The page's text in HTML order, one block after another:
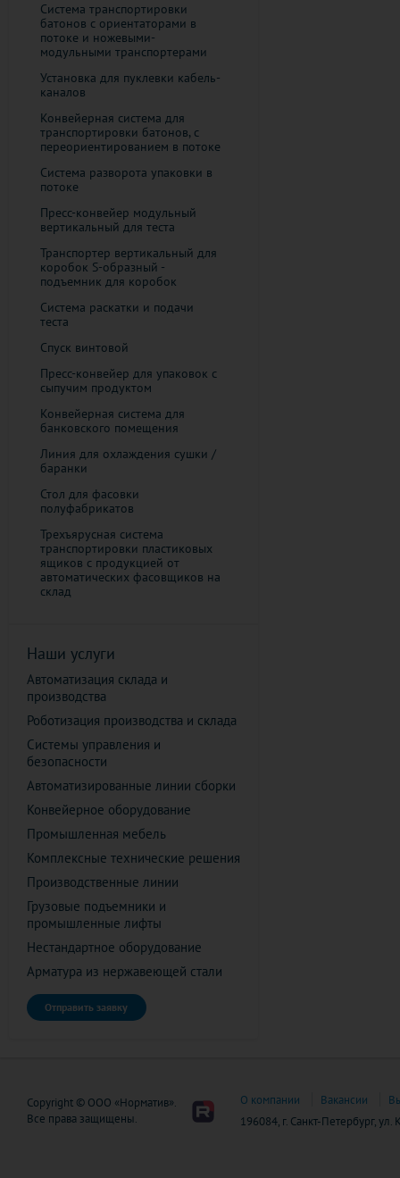
Система транспортировки
батонов с ориентаторами в
потоке и ножевыми-
модульными транспортерами
Установка для пуклевки кабель-
каналов
Конвейерная система для
транспортировки батонов, с
переориентированием в потоке
Система разворота упаковки в
потоке
Пресс-конвейер модульный
вертикальный для теста
Транспортер вертикальный для
коробок S-образный -
подъемник для коробок
Система раскатки и подачи
теста
Спуск винтовой
Пресс-конвейер для упаковок с
сыпучим продуктом
Конвейерная система для
банковского помещения
​Линия для охлаждения сушки /
баранки
Стол для фасовки
полуфабрикатов
Трехъярусная система
транспортировки пластиковых
ящиков с продукцией от
автоматических фасовщиков на
склад
Наши услуги
Автоматизация склада и
производства
Роботизация производства и склада
Системы управления и
безопасности
Автоматизированные линии сборки
Конвейерное оборудование
Промышленная мебель
Комплексные технические решения
Производственные линии
Грузовые подъемники и
промышленные лифты
Нестандартное оборудование
Арматура из нержавеющей стали
Отправить заявку
Copyright © ООО «Норматив».
Все права защищены.
О компании Вакансии
196084, г. Санкт-Петербург,